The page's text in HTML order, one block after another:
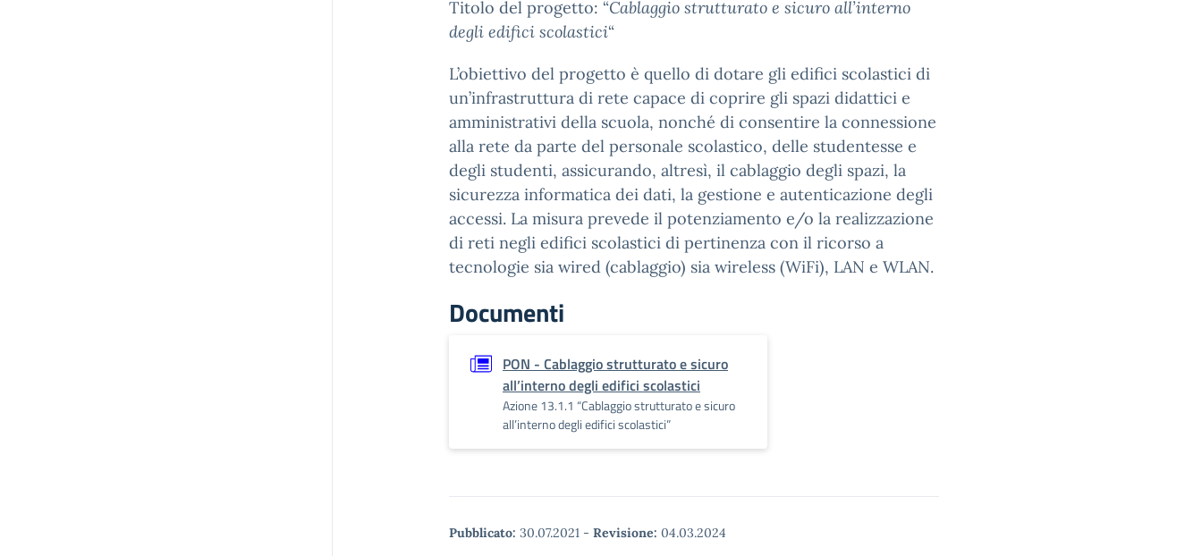
Titolo del progetto: “Cablaggio strutturato e sicuro all’interno
degli edifici scolastici“
L’obiettivo del progetto è quello di dotare gli edifici scolastici di
un’infrastruttura di rete capace di coprire gli spazi didattici e
amministrativi della scuola, nonché di consentire la connessione
alla rete da parte del personale scolastico, delle studentesse e
degli studenti, assicurando, altresì, il cablaggio degli spazi, la
sicurezza informatica dei dati, la gestione e autenticazione degli
accessi. La misura prevede il potenziamento e/o la realizzazione
di reti negli edifici scolastici di pertinenza con il ricorso a
tecnologie sia wired (cablaggio) sia wireless (WiFi), LAN e WLAN.
Documenti
PON - Cablaggio strutturato e sicuro
all’interno degli edifici scolastici
Azione 13.1.1 “Cablaggio strutturato e sicuro
all’interno degli edifici scolastici”
Pubblicato: 30.07.2021 - Revisione: 04.03.2024